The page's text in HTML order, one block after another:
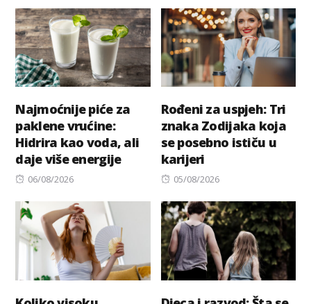
Najmoćnije piće za
paklene vrućine:
Hidrira kao voda, ali
daje više energije
Posted
06/08/2026
Rođeni za uspjeh: Tri
znaka Zodijaka koja
se posebno ističu u
karijeri
Posted
05/08/2026